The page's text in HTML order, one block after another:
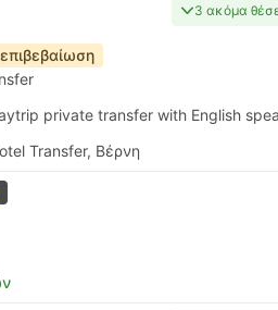
3 ακόμα
private transfer with English
Transfer, Βέρνη